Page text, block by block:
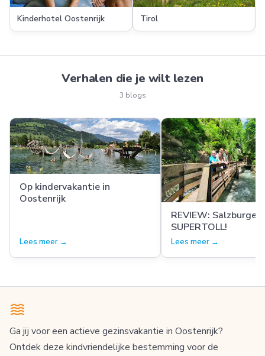
Kinderhotel Oostenrijk Tirol
Verhalen die je wilt lezen
3 blogs
Op kindervakantie in
Oostenrijk
Lees meer →
REVIEW:
SUPERTOLL!
Lees meer →
Ga jij voor een actieve gezinsvakantie in Oostenrijk?
Ontdek deze kindvriendelijke bestemming voor de